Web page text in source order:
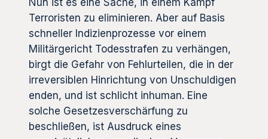
Terroristen zu eliminieren. Aber auf Basis
schneller Indizienprozesse vor einem
Militärgericht Todesstrafen zu verhängen,
birgt die Gefahr von Fehlurteilen, die in der
irreversiblen Hinrichtung von Unschuldigen
enden, und ist schlicht inhuman. Eine
solche Gesetzesverschärfung zu
beschließen, ist Ausdruck eines